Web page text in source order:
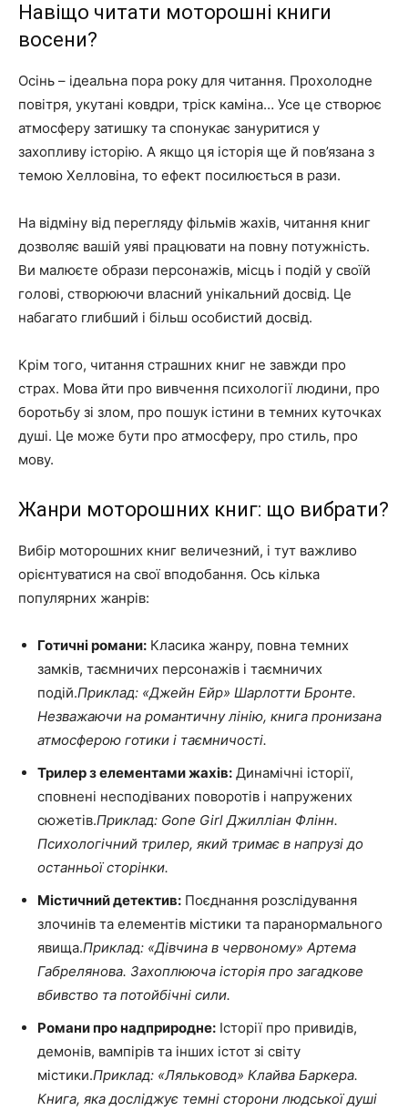
Навіщо читати моторошні книги
восени?
Осінь – ідеальна пора року для читання. Прохолодне
повітря, укутані ковдри, тріск каміна… Усе це створює
атмосферу затишку та спонукає зануритися у
захопливу історію. А якщо ця історія ще й пов’язана з
темою Хелловіна, то ефект посилюється в рази.
На відміну від перегляду фільмів жахів, читання книг
дозволяє вашій уяві працювати на повну потужність.
Ви малюєте образи персонажів, місць і подій у своїй
голові, створюючи власний унікальний досвід. Це
набагато глибший і більш особистий досвід.
Крім того, читання страшних книг не завжди про
страх. Мова йти про вивчення психології людини, про
боротьбу зі злом, про пошук істини в темних куточках
душі. Це може бути про атмосферу, про стиль, про
мову.
Жанри моторошних книг: що вибрати?
Вибір моторошних книг величезний, і тут важливо
орієнтуватися на свої вподобання. Ось кілька
популярних жанрів:
Готичні романи: Класика жанру, повна темних
замків, таємничих персонажів і таємничих
подій.Приклад: «Джейн Ейр» Шарлотти Бронте.
Незважаючи на романтичну лінію, книга пронизана
атмосферою готики і таємничості.
Трилер з елементами жахів: Динамічні історії,
сповнені несподіваних поворотів і напружених
сюжетів.Приклад: Gone Girl Джилліан Флінн.
Психологічний трилер, який тримає в напрузі до
останньої сторінки.
Містичний детектив: Поєднання розслідування
злочинів та елементів містики та паранормального
явища.Приклад: «Дівчина в червоному» Артема
Габрелянова. Захоплююча історія про загадкове
вбивство та потойбічні сили.
Романи про надприродне: Історії про привидів,
демонів, вампірів та інших істот зі світу
містики.Приклад: «Ляльковод» Клайва Баркера.
Книга, яка досліджує темні сторони людської душі